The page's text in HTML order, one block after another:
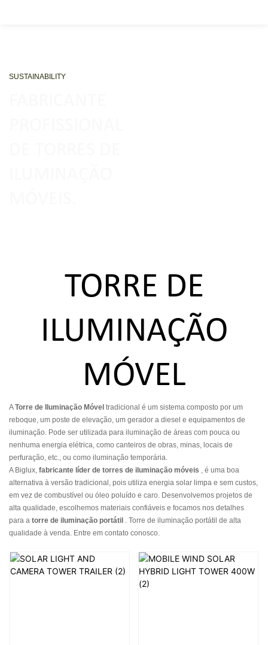
SUSTAINABILITY
TORRE DE
ILUMINAÇÃO
MÓVEL
ATorre de Iluminação Móvel tradicional é um sistema composto por um
reboque, um poste de elevação, um gerador a diesel e equipamentos de
iluminação. Pode ser utilizada para iluminação de áreas com pouca ou
nenhuma energia elétrica, como canteiros de obras, minas, locais de
perfuração, etc., ou como iluminação temporária.
A Biglux, fabricante líder de torres de iluminação móveis , é uma boa
alternativa à versão tradicional, pois utiliza energia solar limpa e sem custos,
em vez de combustível ou óleo poluído e caro. Desenvolvemos projetos de
alta qualidade, escolhemos materiais confiáveis ​​e focamos nos detalhes
para a torre de iluminação portátil . Torre de iluminação portátil de alta
qualidade à venda. Entre em contato conosco.